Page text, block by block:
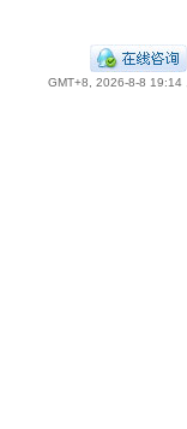
GMT+8, 2026-8-8 19:14